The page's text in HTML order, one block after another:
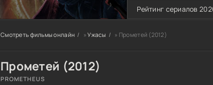
Рейтинг сериалов
Смотреть фильмы онлайн »Ужасы » Прометей (2012)
Прометей (2012)
PROMETHEUS